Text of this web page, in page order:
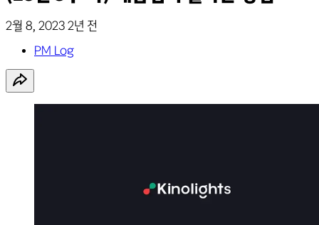
2월 8, 2023 2년 전
PM Log